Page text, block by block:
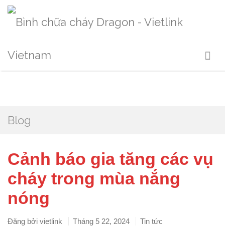
Blog
Cảnh báo gia tăng các vụ
cháy trong mùa nắng
nóng
Đăng bởi vietlink Tháng 5 22, 2024 Tin tức